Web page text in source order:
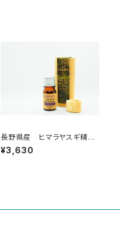
長野県産 ヒマラヤスギ精
油 5ml
¥3,630